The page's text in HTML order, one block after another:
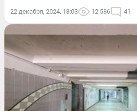
22 декабря, 2024, 18:03 12 586 41